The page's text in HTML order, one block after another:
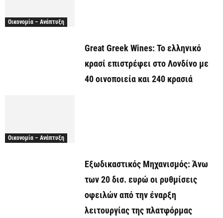
Οικονομία – Ανάπτυξη
Great Greek Wines: Το ελληνικό
κρασί επιστρέφει στο Λονδίνο με
40 οινοποιεία και 240 κρασιά
Οικονομία – Ανάπτυξη
Εξωδικαστικός Μηχανισμός: Άνω
των 20 δισ. ευρώ οι ρυθμίσεις
οφειλών από την έναρξη
λειτουργίας της πλατφόρμας